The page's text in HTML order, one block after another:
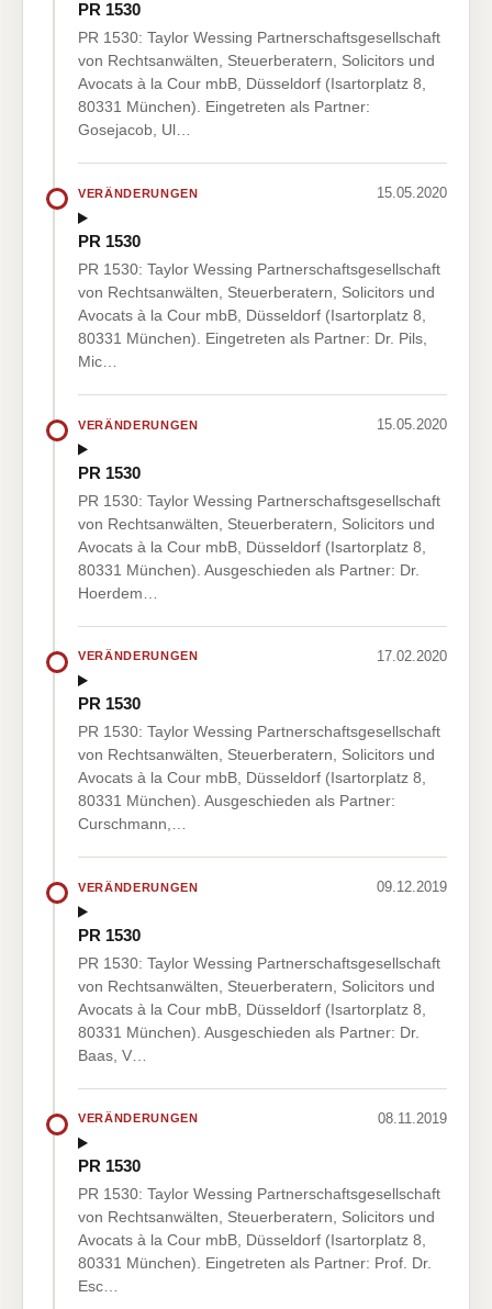
PR 1530
PR 1530: Taylor Wessing Partnerschaftsgesellschaft
von Rechtsanwälten, Steuerberatern, Solicitors und
Avocats à la Cour mbB, Düsseldorf (Isartorplatz 8,
80331 München). Eingetreten als Partner:
Gosejacob, Ul…
VERÄNDERUNGEN 15.05.2020
PR 1530
PR 1530: Taylor Wessing Partnerschaftsgesellschaft
von Rechtsanwälten, Steuerberatern, Solicitors und
Avocats à la Cour mbB, Düsseldorf (Isartorplatz 8,
80331 München). Eingetreten als Partner: Dr. Pils,
Mic…
VERÄNDERUNGEN 15.05.2020
PR 1530
PR 1530: Taylor Wessing Partnerschaftsgesellschaft
von Rechtsanwälten, Steuerberatern, Solicitors und
Avocats à la Cour mbB, Düsseldorf (Isartorplatz 8,
80331 München). Ausgeschieden als Partner: Dr.
Hoerdem…
VERÄNDERUNGEN 17.02.2020
PR 1530
PR 1530: Taylor Wessing Partnerschaftsgesellschaft
von Rechtsanwälten, Steuerberatern, Solicitors und
Avocats à la Cour mbB, Düsseldorf (Isartorplatz 8,
80331 München). Ausgeschieden als Partner:
Curschmann,…
VERÄNDERUNGEN 09.12.2019
PR 1530
PR 1530: Taylor Wessing Partnerschaftsgesellschaft
von Rechtsanwälten, Steuerberatern, Solicitors und
Avocats à la Cour mbB, Düsseldorf (Isartorplatz 8,
80331 München). Ausgeschieden als Partner: Dr.
Baas, V…
VERÄNDERUNGEN 08.11.2019
PR 1530
PR 1530: Taylor Wessing Partnerschaftsgesellschaft
von Rechtsanwälten, Steuerberatern, Solicitors und
Avocats à la Cour mbB, Düsseldorf (Isartorplatz 8,
80331 München). Eingetreten als Partner: Prof. Dr.
Esc…